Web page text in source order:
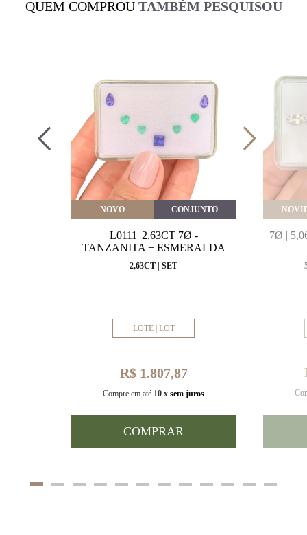
QUEM COMPROU TAMBÉM PESQUISOU
NOVO CONJUNTO
L0111| 2,63CT 7Ø -
TANZANITA + ESMERALDA
2,63CT | SET
LOTE | LOT
R$ 1.807,87
Compre em até 10 x sem juros
COMPRAR
7Ø |